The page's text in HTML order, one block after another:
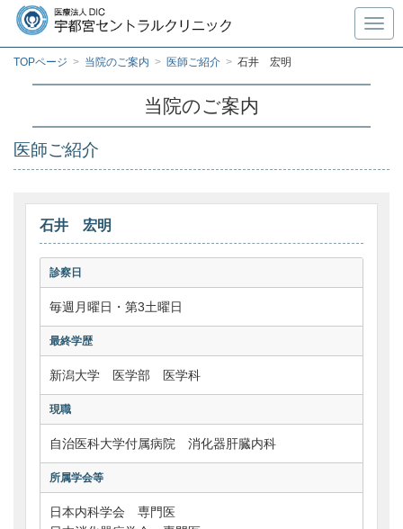
TOPページ > 当院のご案内 > 医師ご紹介 > 石井 宏明
当院のご案内
医師ご紹介
石井 宏明
診察日
毎週月曜日・第3土曜日
最終学歴
新潟大学 医学部 医学科
現職
自治医科大学付属病院 消化器肝臓内科
所属学会等
日本内科学会 専門医